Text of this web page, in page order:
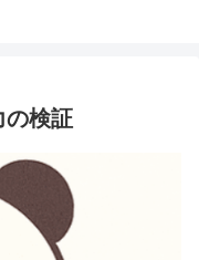
検証